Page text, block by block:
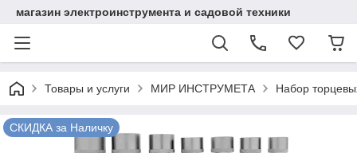
магазин электроинструмента и садовой техники
Товары и услуги МИР ИНСТРУМЕТА Набор
СКИДКА за Наличку